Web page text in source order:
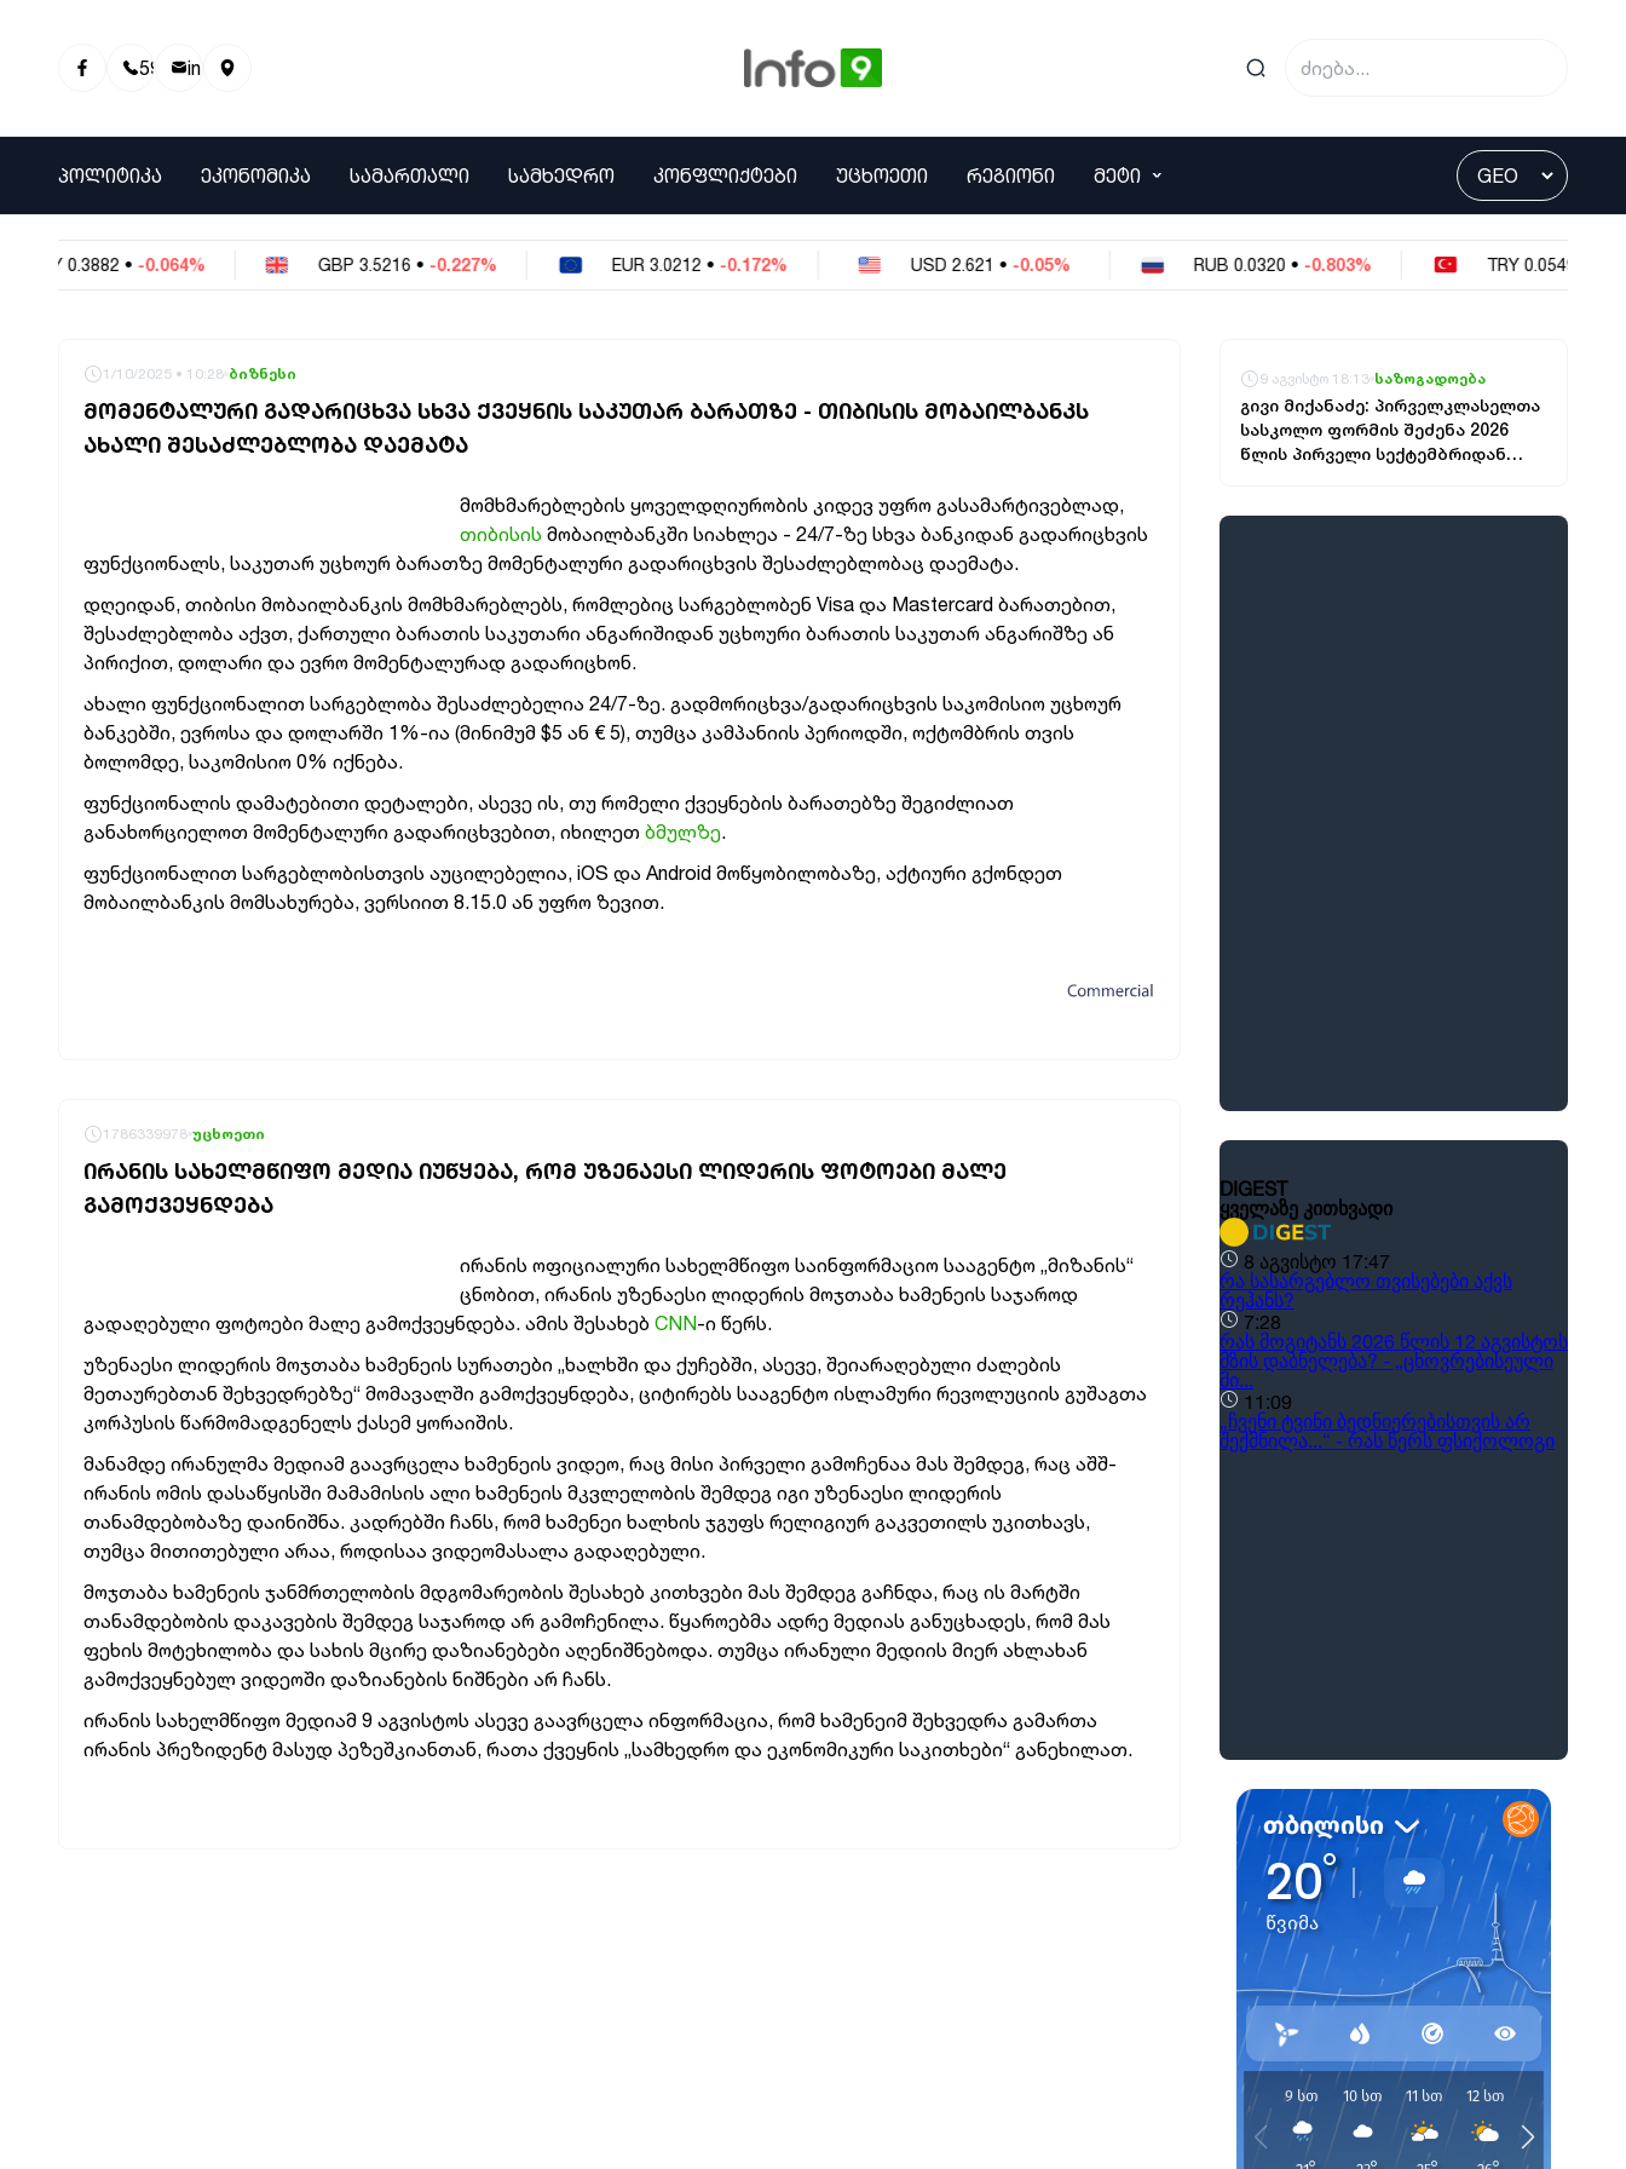
595 01 81 00info@info9.ge
ᲞᲝᲚᲘᲢᲘᲙᲐ ᲔᲙᲝᲜᲝᲛᲘᲙᲐ ᲡᲐᲛᲐᲠᲗᲐᲚᲘ ᲡᲐᲛᲮᲔᲓᲠᲝ ᲙᲝᲜᲤᲚᲘᲥᲢᲔᲑᲘ ᲣᲪᲮᲝᲔᲗᲘ ᲠᲔᲒᲘᲝᲜᲘ ᲛᲔᲢᲘ
0.3882 • -0.064% GBP 3.5216 • -0.227% EUR 3.0212 • -0.172% USD 2.621 • -0.05% RUB 0.0320 • -0.803% TRY 0.0549 • -0.364%
1/10/2025 • 10:28 ბიზნესი
ᲛᲝᲛᲔᲜᲢᲐᲚᲣᲠᲘ ᲒᲐᲓᲐᲠᲘᲪᲮᲕᲐ ᲡᲮᲕᲐ ᲥᲕᲔᲧᲜᲘᲡ ᲡᲐᲙᲣᲗᲐᲠ ᲑᲐᲠᲐᲗᲖᲔ - ᲗᲘᲑᲘᲡᲘᲡ ᲛᲝᲑᲐᲘᲚᲑᲐᲜᲙᲡ
ᲐᲮᲐᲚᲘ ᲨᲔᲡᲐᲫᲚᲔᲑᲚᲝᲑᲐ ᲓᲐᲔᲛᲐᲢᲐ
მომხმარებლების ყოველდღიურობის კიდევ უფრო გასამარტივებლად,
თიბისის მობაილბანკში სიახლეა - 24/7-ზე სხვა ბანკიდან გადარიცხვის
ფუნქციონალს, საკუთარ უცხოურ ბარათზე მომენტალური გადარიცხვის შესაძლებლობაც დაემატა.
დღეიდან, თიბისი მობაილბანკის მომხმარებლებს, რომლებიც სარგებლობენ Visa და Mastercard ბარათებით,
შესაძლებლობა აქვთ, ქართული ბარათის საკუთარი ანგარიშიდან უცხოური ბარათის საკუთარ ანგარიშზე ან
პირიქით, დოლარი და ევრო მომენტალურად გადარიცხონ.
ახალი ფუნქციონალით სარგებლობა შესაძლებელია 24/7-ზე. გადმორიცხვა/გადარიცხვის საკომისიო უცხოურ
ბანკებში, ევროსა და დოლარში 1%-ია (მინიმუმ $5 ან € 5), თუმცა კამპანიის პერიოდში, ოქტომბრის თვის
ბოლომდე, საკომისიო 0% იქნება.
ფუნქციონალის დამატებითი დეტალები, ასევე ის, თუ რომელი ქვეყნების ბარათებზე შეგიძლიათ
განახორციელოთ მომენტალური გადარიცხვებით, იხილეთ ბმულზე.
ფუნქციონალით სარგებლობისთვის აუცილებელია, iOS და Android მოწყობილობაზე, აქტიური გქონდეთ
მობაილბანკის მომსახურება, ვერსიით 8.15.0 ან უფრო ზევით.
1786339978 უცხოეთი
ᲘᲠᲐᲜᲘᲡ ᲡᲐᲮᲔᲚᲛᲬᲘᲤᲝ ᲛᲔᲓᲘᲐ ᲘᲣᲬᲧᲔᲑᲐ, ᲠᲝᲛ ᲣᲖᲔᲜᲐᲔᲡᲘ ᲚᲘᲓᲔᲠᲘᲡ ᲤᲝᲢᲝᲔᲑᲘ ᲛᲐᲚᲔ
ᲒᲐᲛᲝᲥᲕᲔᲧᲜᲓᲔᲑᲐ
ირანის ოფიციალური სახელმწიფო საინფორმაციო სააგენტო „მიზანის“
ცნობით, ირანის უზენაესი ლიდერის მოჯთაბა ხამენეის საჯაროდ
გადაღებული ფოტოები მალე გამოქვეყნდება. ამის შესახებ CNN-ი წერს.
უზენაესი ლიდერის მოჯთაბა ხამენეის სურათები „ხალხში და ქუჩებში, ასევე, შეიარაღებული ძალების
მეთაურებთან შეხვედრებზე“ მომავალში გამოქვეყნდება, ციტირებს სააგენტო ისლამური რევოლუციის გუშაგთა
კორპუსის წარმომადგენელს ქასემ ყორაიშის.
მანამდე ირანულმა მედიამ გაავრცელა ხამენეის ვიდეო, რაც მისი პირველი გამოჩენაა მას შემდეგ, რაც აშშ-
ირანის ომის დასაწყისში მამამისის ალი ხამენეის მკვლელობის შემდეგ იგი უზენაესი ლიდერის
თანამდებობაზე დაინიშნა. კადრებში ჩანს, რომ ხამენეი ხალხის ჯგუფს რელიგიურ გაკვეთილს უკითხავს,
თუმცა მითითებული არაა, როდისაა ვიდეომასალა გადაღებული.
მოჯთაბა ხამენეის ჯანმრთელობის მდგომარეობის შესახებ კითხვები მას შემდეგ გაჩნდა, რაც ის მარტში
თანამდებობის დაკავების შემდეგ საჯაროდ არ გამოჩენილა. წყაროებმა ადრე მედიას განუცხადეს, რომ მას
ფეხის მოტეხილობა და სახის მცირე დაზიანებები აღენიშნებოდა. თუმცა ირანული მედიის მიერ ახლახან
გამოქვეყნებულ ვიდეოში დაზიანების ნიშნები არ ჩანს.
ირანის სახელმწიფო მედიამ 9 აგვისტოს ასევე გაავრცელა ინფორმაცია, რომ ხამენეიმ შეხვედრა გამართა
ირანის პრეზიდენტ მასუდ პეზეშკიანთან, რათა ქვეყნის „სამხედრო და ეკონომიკური საკითხები“ განეხილათ.
9 აგვისტო 18:13 საზოგადოება
გივი მიქანაძე: პირველკლასელთა
სასკოლო ფორმის შეძენა 2026
წლის პირველი სექტემბრიდან